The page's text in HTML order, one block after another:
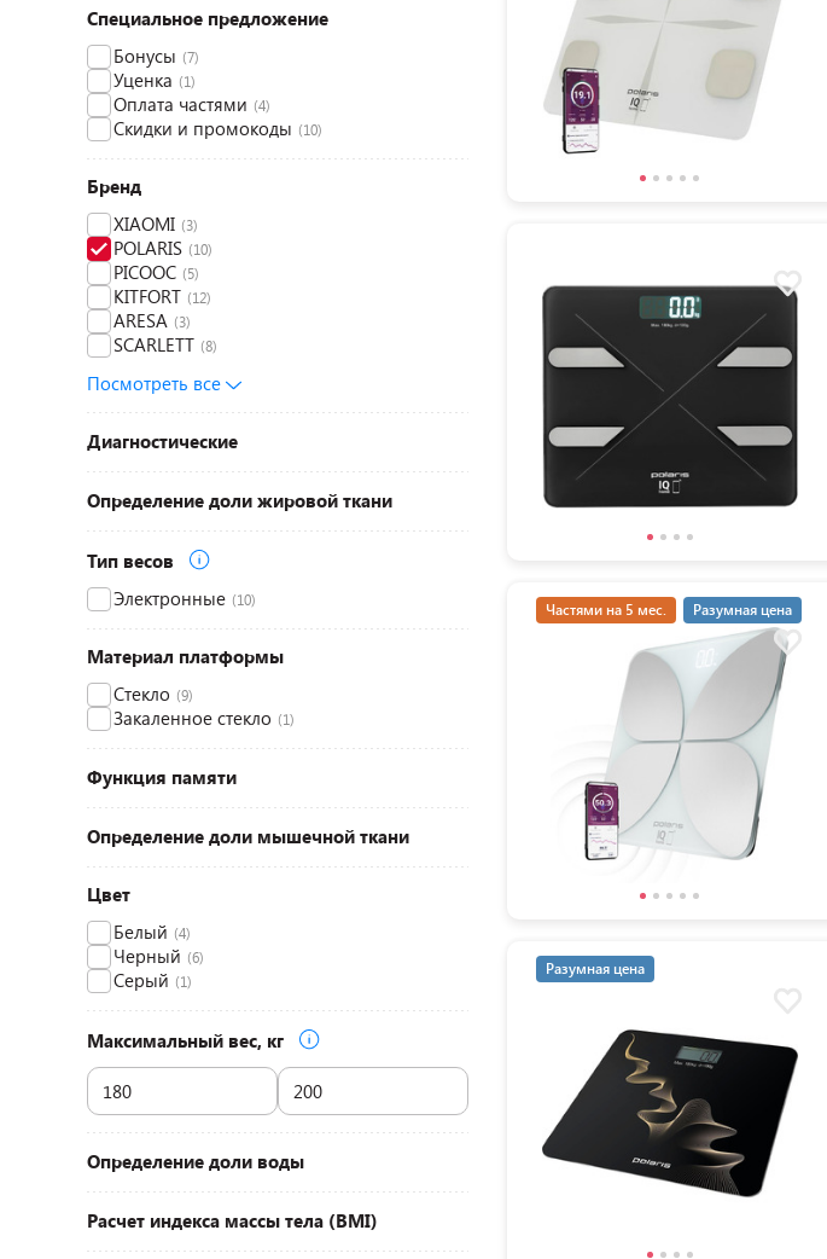
Специальное предложение
Бонусы (7)
Уценка (1)
Оплата частями (4)
Скидки и промокоды (10)
Бренд
XIAOMI (3)
POLARIS (10)
PICOOC (5)
KITFORT (12)
ARESA (3)
SCARLETT (8)
Посмотреть все
Диагностические
Определение доли жировой ткани
Тип весов
Электронные (10)
Материал платформы
Стекло (9)
Закаленное стекло (1)
Функция памяти
Определение доли мышечной ткани
Цвет
Белый (4)
Черный (6)
Серый (1)
Максимальный вес, кг
Определение доли воды
Расчет индекса массы тела (BMI)
Частями на 5 мес. Разумная цена
Разумная цена